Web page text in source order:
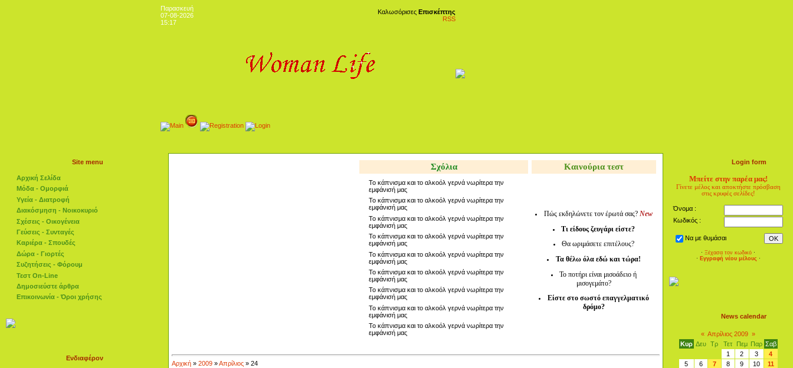
Παρασκευή
07-08-2026
15:17
Καλωσόρισες Επισκέπτης
RSS
Site menu
Αρχική Σελίδα
Μόδα - Ομορφιά
Υγεία - Διατροφή
Διακόσμηση - Νοικοκυριό
Σχέσεις - Οικογένεια
Γεύσεις - Συνταγές
Καριέρα - Σπουδές
Δώρα - Γιορτές
Συζητήσεις - Φόρουμ
Τεστ On-Line
Δημοσιεύστε άρθρα
Επικοινωνία - Όροι χρήσης
Ενδιαφέρον
Σχόλια Καινούρια τεστ
Το κάπνισμα και το αλκοόλ γερνά νωρίτερα την
εμφάνισή μας
Το κάπνισμα και το αλκοόλ γερνά νωρίτερα την
εμφάνισή μας
Το κάπνισμα και το αλκοόλ γερνά νωρίτερα την
εμφάνισή μας
Το κάπνισμα και το αλκοόλ γερνά νωρίτερα την
εμφάνισή μας
Το κάπνισμα και το αλκοόλ γερνά νωρίτερα την
εμφάνισή μας
Το κάπνισμα και το αλκοόλ γερνά νωρίτερα την
εμφάνισή μας
Το κάπνισμα και το αλκοόλ γερνά νωρίτερα την
εμφάνισή μας
Το κάπνισμα και το αλκοόλ γερνά νωρίτερα την
εμφάνισή μας
Το κάπνισμα και το αλκοόλ γερνά νωρίτερα την
εμφάνισή μας
Πώς εκδηλώνετε τον έρωτά σας? New
Τι είδους ζευγάρι είστε?
Θα ωριμάσετε επιτέλους?
Τα θέλω όλα εδώ και τώρα!
Το ποτήρι είναι μισοάδειο ή
μισογεμάτο?
Είστε στο σωστό επαγγελματικό
δρόμο?
Αρχική » 2009 »Απρίλιος » 24
Login form
Μπείτε στην παρέα μας!
Γίνετε μέλος και αποκτήστε πρόσβαση
στις κρυφές σελίδες!
Όνομα :
Κωδικός :
Να με θυμάσαι
· Ξέχασα τον κωδικό ·
· Εγγραφή νέου μέλους ·
News calendar
« Απρίλιος 2009 »
Κυρ Δευ Τρ Τετ Πεμ Παρ Σαβ
1
2 3
4
5
6 7 8 9 10
11